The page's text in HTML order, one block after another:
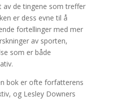
av de tingene som treffer
er dess evne til å
fortellinger med mer
av sporten,
som er både
bok er ofte forfatterens
og Lesley Downers